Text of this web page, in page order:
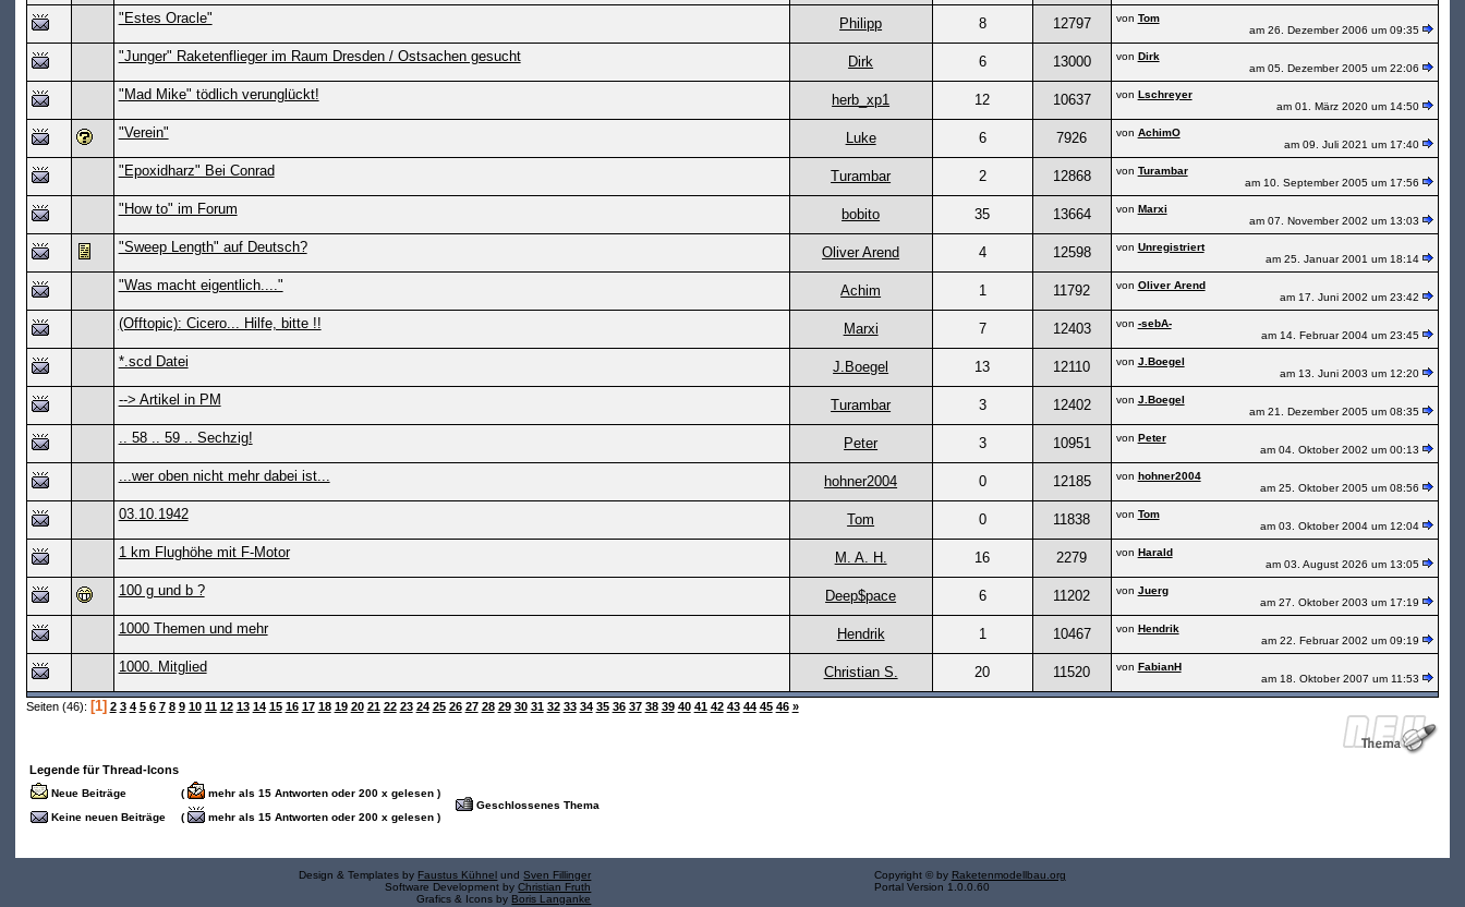
"Estes Oracle" Philipp 8 12797 von Tom
am 26. Dezember 2006 um 09:35
"Junger" Raketenflieger im Raum Dresden / Ostsachen gesucht Dirk 6 13000 von Dirk
am 05. Dezember 2005 um 22:06
"Mad Mike" tödlich verunglückt! herb_xp1 12 10637 von Lschreyer
am 01. März 2020 um 14:50
"Verein" Luke 6 7926 von AchimO
am 09. Juli 2021 um 17:40
"Epoxidharz" Bei Conrad Turambar 2 12868 von Turambar
am 10. September 2005 um 17:56
"How to" im Forum bobito 35 13664 von Marxi
am 07. November 2002 um 13:03
"Sweep Length" auf Deutsch? Oliver Arend 4 12598 von Unregistriert
am 25. Januar 2001 um 18:14
"Was macht eigentlich...." Achim 1 11792 von Oliver Arend
am 17. Juni 2002 um 23:42
(Offtopic): Cicero... Hilfe, bitte !! Marxi 7 12403 von -sebA-
am 14. Februar 2004 um 23:45
*.scd Datei J.Boegel 13 12110 von J.Boegel
am 13. Juni 2003 um 12:20
--> Artikel in PM Turambar 3 12402 von J.Boegel
am 21. Dezember 2005 um 08:35
.. 58 .. 59 .. Sechzig! Peter 3 10951 von Peter
am 04. Oktober 2002 um 00:13
...wer oben nicht mehr dabei ist... hohner2004 0 12185 von hohner2004
am 25. Oktober 2005 um 08:56
03.10.1942 Tom 0 11838 von Tom
am 03. Oktober 2004 um 12:04
1 km Flughöhe mit F-Motor M. A. H. 16 2279 von Harald
am 03. August 2026 um 13:05
100 g und b ? Deep$pace 6 11202 von Juerg
am 27. Oktober 2003 um 17:19
1000 Themen und mehr Hendrik 1 10467 von Hendrik
am 22. Februar 2002 um 09:19
1000. Mitglied Christian S. 20 11520 von FabianH
am 18. Oktober 2007 um 11:53
Seiten (46): [1] 2 3 4 5 6 7 8 9 10 11 12 13 14 15 16 17 18 19 20 21 22 23 24 25 26 27 28 29 30 31 32 33 34 35 36 37 38 39 40 41 42 43 44 45 46 »
Legende für Thread-Icons
Neue Beiträge (
mehr als 15 Antworten oder 200 x gelesen )
Geschlossenes Thema
Keine neuen Beiträge
( mehr als 15 Antworten oder 200 x gelesen )
Design & Templates by Faustus Kühnel undSven Fillinger
Software Development byChristian Fruth
Grafics & Icons by Boris Langanke
Copyright © by Raketenmodellbau.org
Portal Version 1.0.0.60